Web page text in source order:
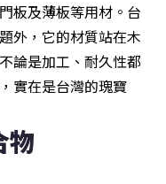
板及薄板等用材。台
外，它的材質站在木
論是加工、耐久性都
實在是台灣的瑰寶
物